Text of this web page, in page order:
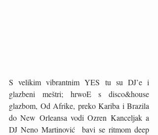
S velikim vibrantnim YES tu su DJ’e i
glazbeni meštri; hrwoE s disco&house
glazbom, Od Afrike, preko Kariba i Brazila
do New Orleansa vodi Ozren Kanceljak a
DJ Neno Martinović  bavi se ritmom deep